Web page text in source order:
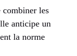
combiner les
anticipe un
la norme